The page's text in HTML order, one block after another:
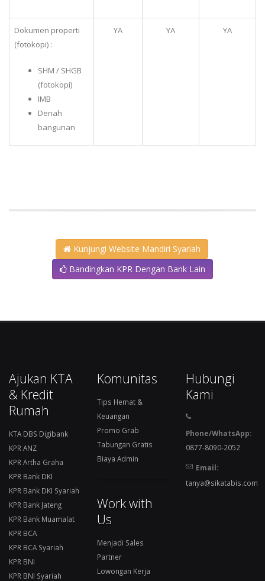
Dokumen properti
(fotokopi) :
SHM / SHGB
(fotokopi)
IMB
Denah
bangunan
YA YA YA
Kunjungi Website Mandiri Syariah
Bandingkan KPR Dengan Bank Lain
Ajukan KTA
& Kredit
Rumah
KTA DBS Digibank
KPR ANZ
KPR Artha Graha
KPR Bank DKI
KPR Bank DKI Syariah
KPR Bank Jateng
KPR Bank Muamalat
KPR BCA
KPR BCA Syariah
KPR BNI
KPR BNI Syariah
Komunitas
Tips Hemat &
Keuangan
Promo Grab
Tabungan Gratis
Biaya Admin
Work with
Us
Menjadi Sales
Partner
Lowongan Kerja
Hubungi
Kami
Phone/WhatsApp:
0877-8090-2052
Email:
tanya@sikatabis.com